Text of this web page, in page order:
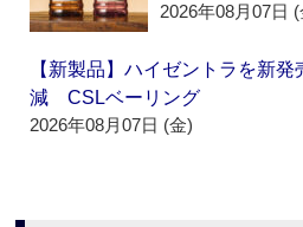
2026年08月07日 (
【新製品】ハイゼントラを新発
減 CSLベーリング
2026年08月07日 (金)